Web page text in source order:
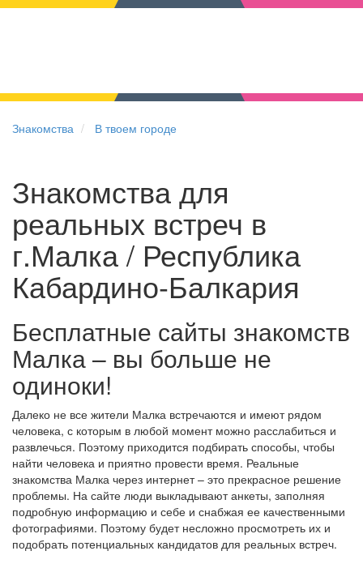
Знакомства В твоем городе
Знакомства для
реальных встреч в
г.Малка / Республика
Кабардино-Балкария
Бесплатные сайты знакомств
Малка – вы больше не
одиноки!
Далеко не все жители Малка встречаются и имеют рядом
человека, с которым в любой момент можно расслабиться и
развлечься. Поэтому приходится подбирать способы, чтобы
найти человека и приятно провести время. Реальные
знакомства Малка через интернет – это прекрасное решение
проблемы. На сайте люди выкладывают анкеты, заполняя
подробную информацию и себе и снабжая ее качественными
фотографиями. Поэтому будет несложно просмотреть их и
подобрать потенциальных кандидатов для реальных встреч.